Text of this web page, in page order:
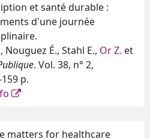
et santé durable :
d'une journée
Nouguez É., Stahl E., Or Z. et
. Vol. 38, n° 2,
p.
matters for healthcare